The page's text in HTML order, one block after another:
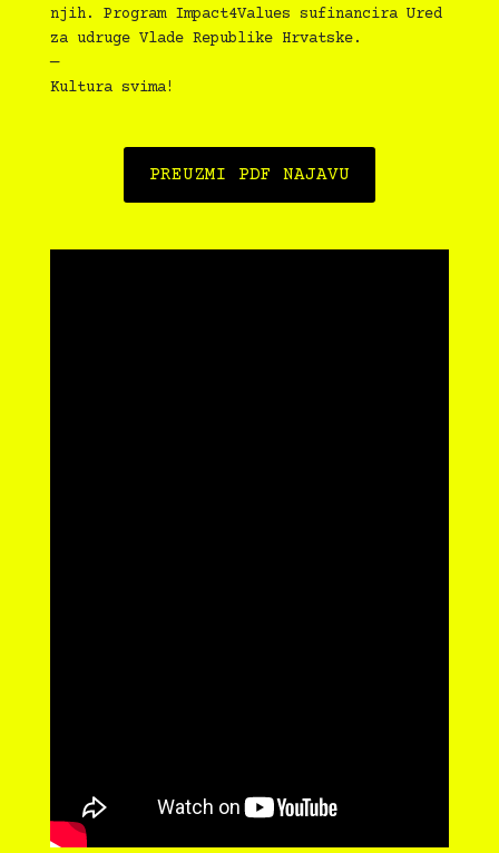
njih. Program Impact4Values sufinancira Ured
za udruge Vlade Republike Hrvatske.
—
Kultura svima!
PREUZMI PDF NAJAVU